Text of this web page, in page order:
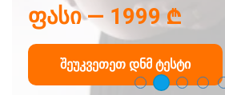
ᲤᲐᲡᲘ — 1999 ₾
ᲨᲔᲣᲙᲕᲔᲗᲔᲗ ᲓᲜᲛ ᲢᲔᲡᲢᲘ
ᲨᲔᲣᲙᲕᲔᲗᲔᲗ ᲓᲜᲛ ᲢᲔᲡᲢᲘ
ᲒᲐᲒᲖᲐᲕᲜᲔᲗ ᲛᲝᲗᲮᲝᲕᲜᲐ